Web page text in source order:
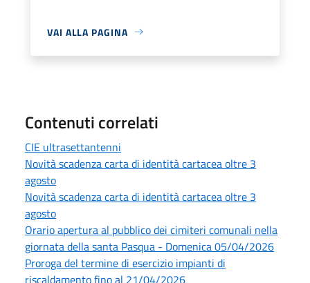
VAI ALLA PAGINA
Contenuti correlati
CIE ultrasettantenni
Novità scadenza carta di identità cartacea oltre 3
agosto
Novità scadenza carta di identità cartacea oltre 3
agosto
Orario apertura al pubblico dei cimiteri comunali nella
giornata della santa Pasqua - Domenica 05/04/2026
Proroga del termine di esercizio impianti di
riscaldamento fino al 21/04/2026